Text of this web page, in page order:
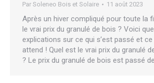
Par Soleneo Bois et Solaire 11 août 2023
Après un hiver compliqué pour toute la
le vrai prix du granulé de bois ? Voici
explications sur ce qui s’est passé et
attend ! Quel est le vrai prix du granulé
? Le prix du granulé de bois est passé